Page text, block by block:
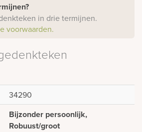
in drie termijnen.
voorwaarden.
34290
Bijzonder persoonlijk,
Robuust/groot